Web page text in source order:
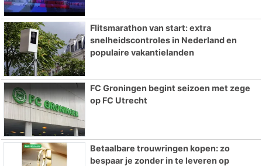
Flitsmarathon van start: extra
snelheidscontroles in Nederland en
populaire vakantielanden
FC Groningen begint seizoen met zege
op FC Utrecht
Betaalbare trouwringen kopen: zo
bespaar je zonder in te leveren op